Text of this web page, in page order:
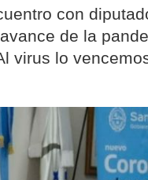
con
de la
virus lo